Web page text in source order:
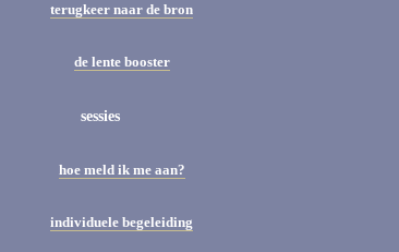
terugkeer naar de bron
de lente booster
sessies
hoe meld ik me aan?
individuele begeleiding